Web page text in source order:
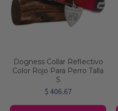
Dogness Collar Reflectivo
Color Rojo Para Perro Talla
S
$ 406.67